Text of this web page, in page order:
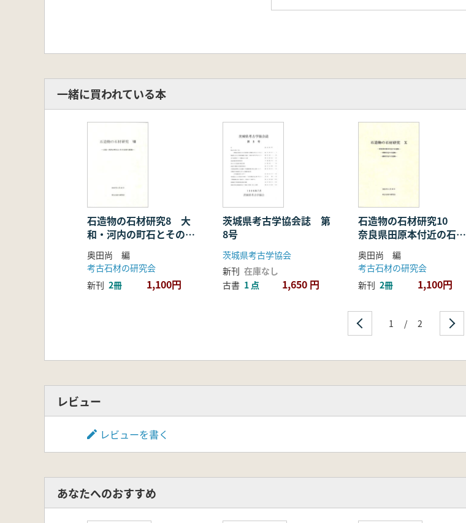
一緒に買われている本
石造物の石材研究8 大
和・河内の町石とその石
材の産地
奥田尚 編
考古石材の研究会
新刊 2冊 1,100円
茨城県考古学協会誌 第
8号
茨城県考古学協会
新刊 在庫なし
古書 1 点 1,650 円
石造物の石材研究10
奈良県田原本付近の石造
物 若狭付近の石造物
越前付近の石造物
奥田尚 編
考古石材の研究会
新刊 2冊 1,100円
1 / 2
レビュー
レビューを書く
あなたへのおすすめ